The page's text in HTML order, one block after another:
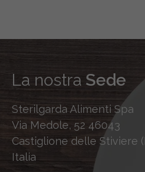
La nostra Sede
Sterilgarda Alimenti Spa
Via Medole, 52 46043
Castiglione delle Stiviere
Italia